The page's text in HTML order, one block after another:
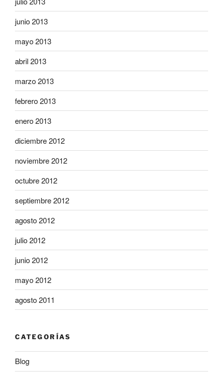
junio 2013
mayo 2013
abril 2013
marzo 2013
febrero 2013
enero 2013
diciembre 2012
noviembre 2012
octubre 2012
septiembre 2012
agosto 2012
julio 2012
junio 2012
mayo 2012
agosto 2011
CATEGORÍAS
Blog